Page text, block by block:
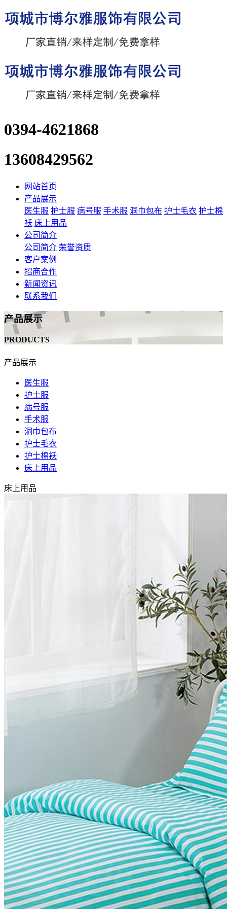
0394-4621868
13608429562
网站首页
产品展示
医生服 护士服 病号服 手术服 洞巾包布 护士毛衣 护士棉
袄 床上用品
公司简介
公司简介 荣誉资质
客户案例
招商合作
新闻资讯
联系我们
产品展示
PRODUCTS
产品展示
医生服
护士服
病号服
手术服
洞巾包布
护士毛衣
护士棉袄
床上用品
床上用品